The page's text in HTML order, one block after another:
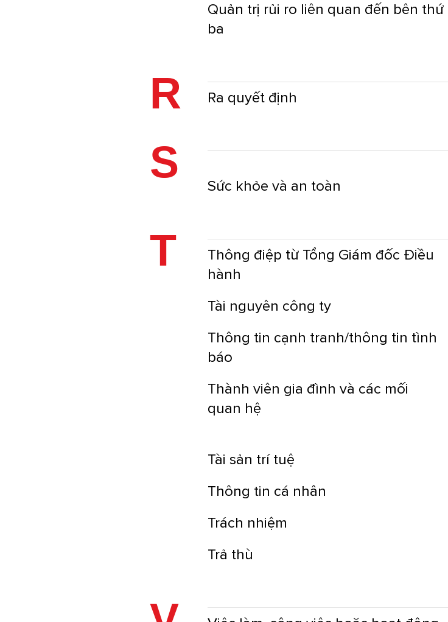
Quản trị rủi ro liên quan đến bên thứ
ba
R Ra quyết định
S Sức khỏe và an toàn
T
Thông điệp từ Tổng Giám đốc Điều
hành
Tài nguyên công ty
Thông tin cạnh tranh/thông tin tình
báo
Thành viên gia đình và các mối
quan hệ
Tài sản trí tuệ
Thông tin cá nhân
Trách nhiệm
Trả thù